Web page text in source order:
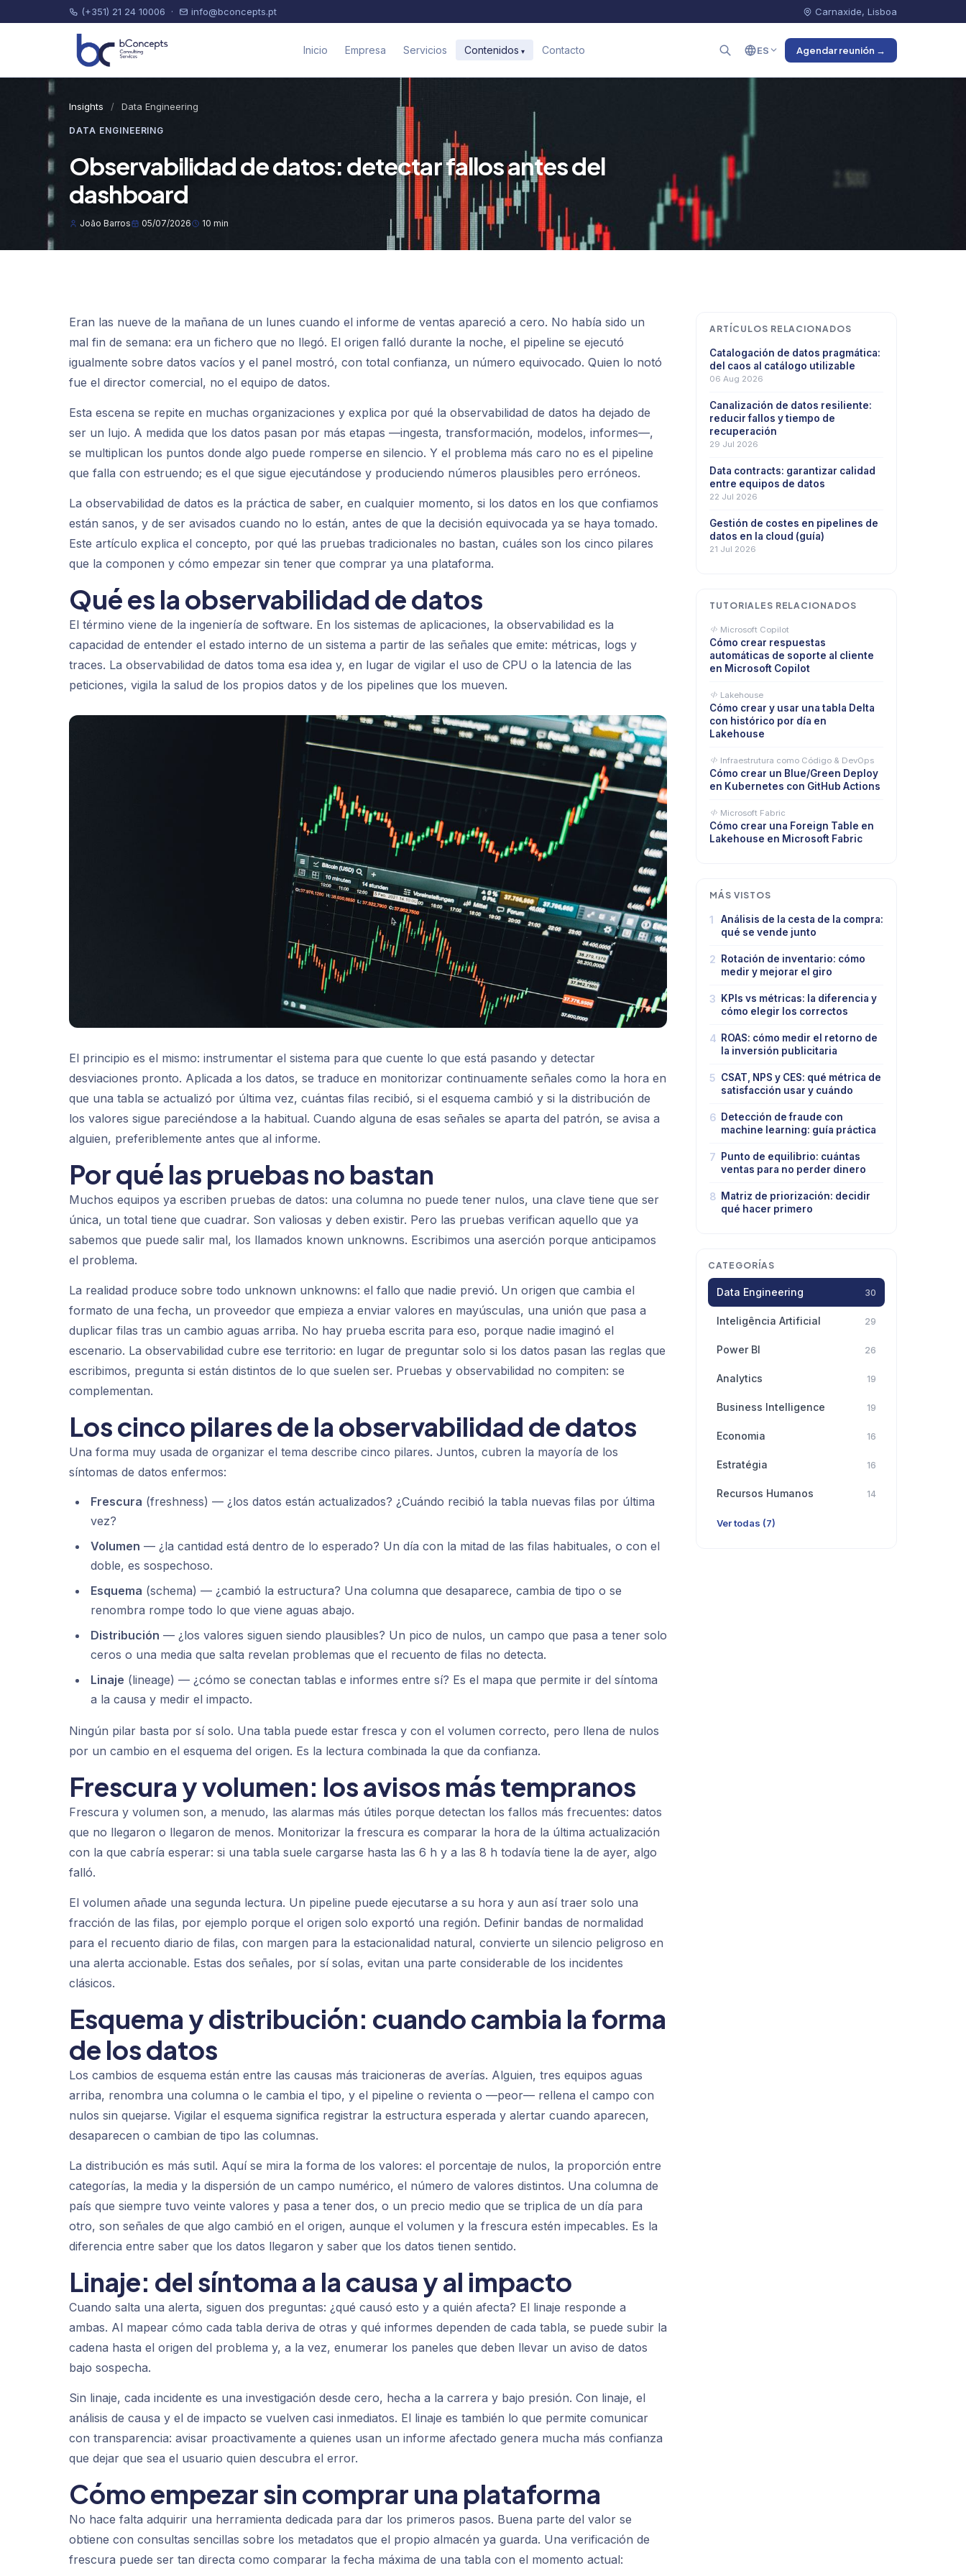
(+351) 21 24 10006 · info@bconcepts.pt Carnaxide, Lisboa
Inicio Empresa Servicios Contenidos Contacto ES Agendar reunión →
Insights / Data Engineering
DATA ENGINEERING
Observabilidad de datos: detectar fallos antes del
dashboard
João Barros 05/07/2026 10 min
Eran las nueve de la mañana de un lunes cuando el informe de ventas apareció a cero. No había sido un
mal fin de semana: era un fichero que no llegó. El origen falló durante la noche, el pipeline se ejecutó
igualmente sobre datos vacíos y el panel mostró, con total confianza, un número equivocado. Quien lo notó
fue el director comercial, no el equipo de datos.
Esta escena se repite en muchas organizaciones y explica por qué la observabilidad de datos ha dejado de
ser un lujo. A medida que los datos pasan por más etapas —ingesta, transformación, modelos, informes—,
se multiplican los puntos donde algo puede romperse en silencio. Y el problema más caro no es el pipeline
que falla con estruendo; es el que sigue ejecutándose y produciendo números plausibles pero erróneos.
La observabilidad de datos es la práctica de saber, en cualquier momento, si los datos en los que confiamos
están sanos, y de ser avisados cuando no lo están, antes de que la decisión equivocada ya se haya tomado.
Este artículo explica el concepto, por qué las pruebas tradicionales no bastan, cuáles son los cinco pilares
que la componen y cómo empezar sin tener que comprar ya una plataforma.
Qué es la observabilidad de datos
El término viene de la ingeniería de software. En los sistemas de aplicaciones, la observabilidad es la
capacidad de entender el estado interno de un sistema a partir de las señales que emite: métricas, logs y
traces. La observabilidad de datos toma esa idea y, en lugar de vigilar el uso de CPU o la latencia de las
peticiones, vigila la salud de los propios datos y de los pipelines que los mueven.
El principio es el mismo: instrumentar el sistema para que cuente lo que está pasando y detectar
desviaciones pronto. Aplicada a los datos, se traduce en monitorizar continuamente señales como la hora en
que una tabla se actualizó por última vez, cuántas filas recibió, si el esquema cambió y si la distribución de
los valores sigue pareciéndose a la habitual. Cuando alguna de esas señales se aparta del patrón, se avisa a
alguien, preferiblemente antes que al informe.
Por qué las pruebas no bastan
Muchos equipos ya escriben pruebas de datos: una columna no puede tener nulos, una clave tiene que ser
única, un total tiene que cuadrar. Son valiosas y deben existir. Pero las pruebas verifican aquello que ya
sabemos que puede salir mal, los llamados known unknowns. Escribimos una aserción porque anticipamos
el problema.
La realidad produce sobre todo unknown unknowns: el fallo que nadie previó. Un origen que cambia el
formato de una fecha, un proveedor que empieza a enviar valores en mayúsculas, una unión que pasa a
duplicar filas tras un cambio aguas arriba. No hay prueba escrita para eso, porque nadie imaginó el
escenario. La observabilidad cubre ese territorio: en lugar de preguntar solo si los datos pasan las reglas que
escribimos, pregunta si están distintos de lo que suelen ser. Pruebas y observabilidad no compiten: se
complementan.
Los cinco pilares de la observabilidad de datos
Una forma muy usada de organizar el tema describe cinco pilares. Juntos, cubren la mayoría de los
síntomas de datos enfermos:
Frescura (freshness) — ¿los datos están actualizados? ¿Cuándo recibió la tabla nuevas filas por última
vez?
Volumen — ¿la cantidad está dentro de lo esperado? Un día con la mitad de las filas habituales, o con el
doble, es sospechoso.
Esquema (schema) — ¿cambió la estructura? Una columna que desaparece, cambia de tipo o se
renombra rompe todo lo que viene aguas abajo.
Distribución — ¿los valores siguen siendo plausibles? Un pico de nulos, un campo que pasa a tener solo
ceros o una media que salta revelan problemas que el recuento de filas no detecta.
Linaje (lineage) — ¿cómo se conectan tablas e informes entre sí? Es el mapa que permite ir del síntoma
a la causa y medir el impacto.
Ningún pilar basta por sí solo. Una tabla puede estar fresca y con el volumen correcto, pero llena de nulos
por un cambio en el esquema del origen. Es la lectura combinada la que da confianza.
Frescura y volumen: los avisos más tempranos
Frescura y volumen son, a menudo, las alarmas más útiles porque detectan los fallos más frecuentes: datos
que no llegaron o llegaron de menos. Monitorizar la frescura es comparar la hora de la última actualización
con la que cabría esperar: si una tabla suele cargarse hasta las 6 h y a las 8 h todavía tiene la de ayer, algo
falló.
El volumen añade una segunda lectura. Un pipeline puede ejecutarse a su hora y aun así traer solo una
fracción de las filas, por ejemplo porque el origen solo exportó una región. Definir bandas de normalidad
para el recuento diario de filas, con margen para la estacionalidad natural, convierte un silencio peligroso en
una alerta accionable. Estas dos señales, por sí solas, evitan una parte considerable de los incidentes
clásicos.
Esquema y distribución: cuando cambia la forma
de los datos
Los cambios de esquema están entre las causas más traicioneras de averías. Alguien, tres equipos aguas
arriba, renombra una columna o le cambia el tipo, y el pipeline o revienta o —peor— rellena el campo con
nulos sin quejarse. Vigilar el esquema significa registrar la estructura esperada y alertar cuando aparecen,
desaparecen o cambian de tipo las columnas.
La distribución es más sutil. Aquí se mira la forma de los valores: el porcentaje de nulos, la proporción entre
categorías, la media y la dispersión de un campo numérico, el número de valores distintos. Una columna de
país que siempre tuvo veinte valores y pasa a tener dos, o un precio medio que se triplica de un día para
otro, son señales de que algo cambió en el origen, aunque el volumen y la frescura estén impecables. Es la
diferencia entre saber que los datos llegaron y saber que los datos tienen sentido.
Linaje: del síntoma a la causa y al impacto
Cuando salta una alerta, siguen dos preguntas: ¿qué causó esto y a quién afecta? El linaje responde a
ambas. Al mapear cómo cada tabla deriva de otras y qué informes dependen de cada tabla, se puede subir la
cadena hasta el origen del problema y, a la vez, enumerar los paneles que deben llevar un aviso de datos
bajo sospecha.
Sin linaje, cada incidente es una investigación desde cero, hecha a la carrera y bajo presión. Con linaje, el
análisis de causa y el de impacto se vuelven casi inmediatos. El linaje es también lo que permite comunicar
con transparencia: avisar proactivamente a quienes usan un informe afectado genera mucha más confianza
que dejar que sea el usuario quien descubra el error.
Cómo empezar sin comprar una plataforma
No hace falta adquirir una herramienta dedicada para dar los primeros pasos. Buena parte del valor se
obtiene con consultas sencillas sobre los metadatos que el propio almacén ya guarda. Una verificación de
frescura puede ser tan directa como comparar la fecha máxima de una tabla con el momento actual:
ARTÍCULOS RELACIONADOS
Catalogación de datos pragmática:
del caos al catálogo utilizable
06 Aug 2026
Canalización de datos resiliente:
reducir fallos y tiempo de
recuperación
29 Jul 2026
Data contracts: garantizar calidad
entre equipos de datos
22 Jul 2026
Gestión de costes en pipelines de
datos en la cloud (guía)
21 Jul 2026
TUTORIALES RELACIONADOS
Microsoft Copilot
Cómo crear respuestas
automáticas de soporte al cliente
en Microsoft Copilot
Lakehouse
Cómo crear y usar una tabla Delta
con histórico por día en
Lakehouse
Infraestrutura como Código & DevOps
Cómo crear un Blue/Green Deploy
en Kubernetes con GitHub Actions
Microsoft Fabric
Cómo crear una Foreign Table en
Lakehouse en Microsoft Fabric
MÁS VISTOS
1
Análisis de la cesta de la compra:
qué se vende junto
2
Rotación de inventario: cómo
medir y mejorar el giro
3
KPIs vs métricas: la diferencia y
cómo elegir los correctos
4 ROAS: cómo medir el retorno de
la inversión publicitaria
5 CSAT, NPS y CES: qué métrica de
satisfacción usar y cuándo
6 Detección de fraude con
machine learning: guía práctica
7
Punto de equilibrio: cuántas
ventas para no perder dinero
8 Matriz de priorización: decidir
qué hacer primero
CATEGORÍAS
Data Engineering 30
Inteligência Artificial 29
Power BI 26
Analytics 19
Business Intelligence 19
Economia 16
Estratégia 16
Recursos Humanos 14
Ver todas (7)